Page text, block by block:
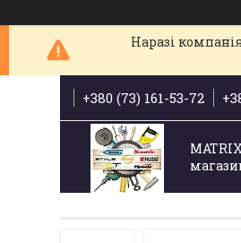
Наразі
+380 (73) 161-53-72